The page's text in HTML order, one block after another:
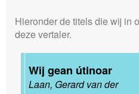
Hieronder de titels die wij in
deze vertaler.
Wij gean útinoar
Laan, Gerard van der